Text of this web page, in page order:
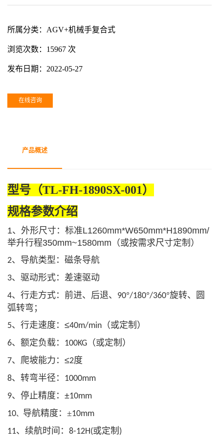
所属分类： AGV+机械手复合式
浏览次数： 15967 次
发布日期： 2022-05-27
在线咨询
产品概述
型号（TL-FH-1890SX-001）
规格参数介绍
1、外形尺寸：标准L1260mm*W650mm*H1890mm/
举升行程350mm~1580mm （或按需求尺寸定制）
2、导航类型：磁条导航
3、驱动形式：差速驱动
4、行走方式：前进、后退、 90°/180°/360°旋转、圆
弧转弯；
5、行走速度：≤40m/min （或定制）
6、额定负载： 100KG （或定制）
7、爬坡能力：≤2度
8、转弯半径： 1000mm
9、停止精度：±10mm
10、 导航精度：±10mm
11、续航时间： 8-12H(或定制 )